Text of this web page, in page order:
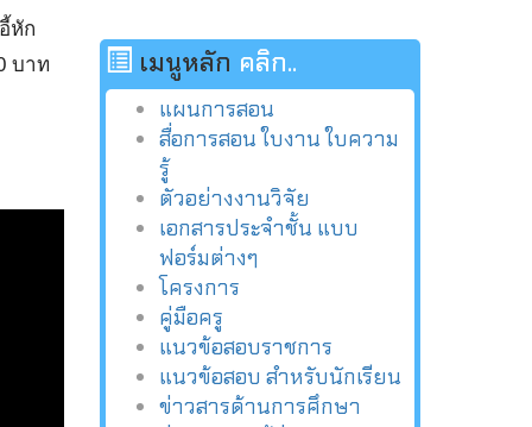
หัก
บาท
เมนูหลัก คลิก..
แผนการสอน
สื่อการสอน ใบงาน ใบความ
รู้
ตัวอย่างงานวิจัย
เอกสารประจำชั้น แบบ
ฟอร์มต่างๆ
โครงการ
คู่มือครู
แนวข้อสอบราชการ
แนวข้อสอบ สำหรับนักเรียน
ข่าวสารด้านการศึกษา